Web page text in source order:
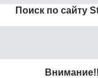
Поиск по сайту